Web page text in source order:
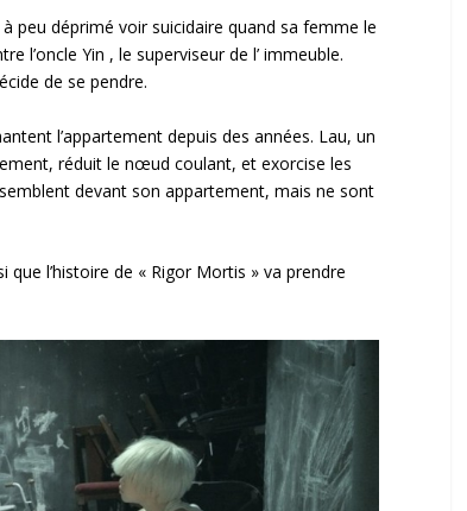
peu déprimé voir suicidaire quand sa femme le
l’oncle Yin , le superviseur de l’ immeuble.
de se pendre.
l’appartement depuis des années. Lau, un
réduit le nœud coulant, et exorcise les
devant son appartement, mais ne sont
l’histoire de « Rigor Mortis » va prendre